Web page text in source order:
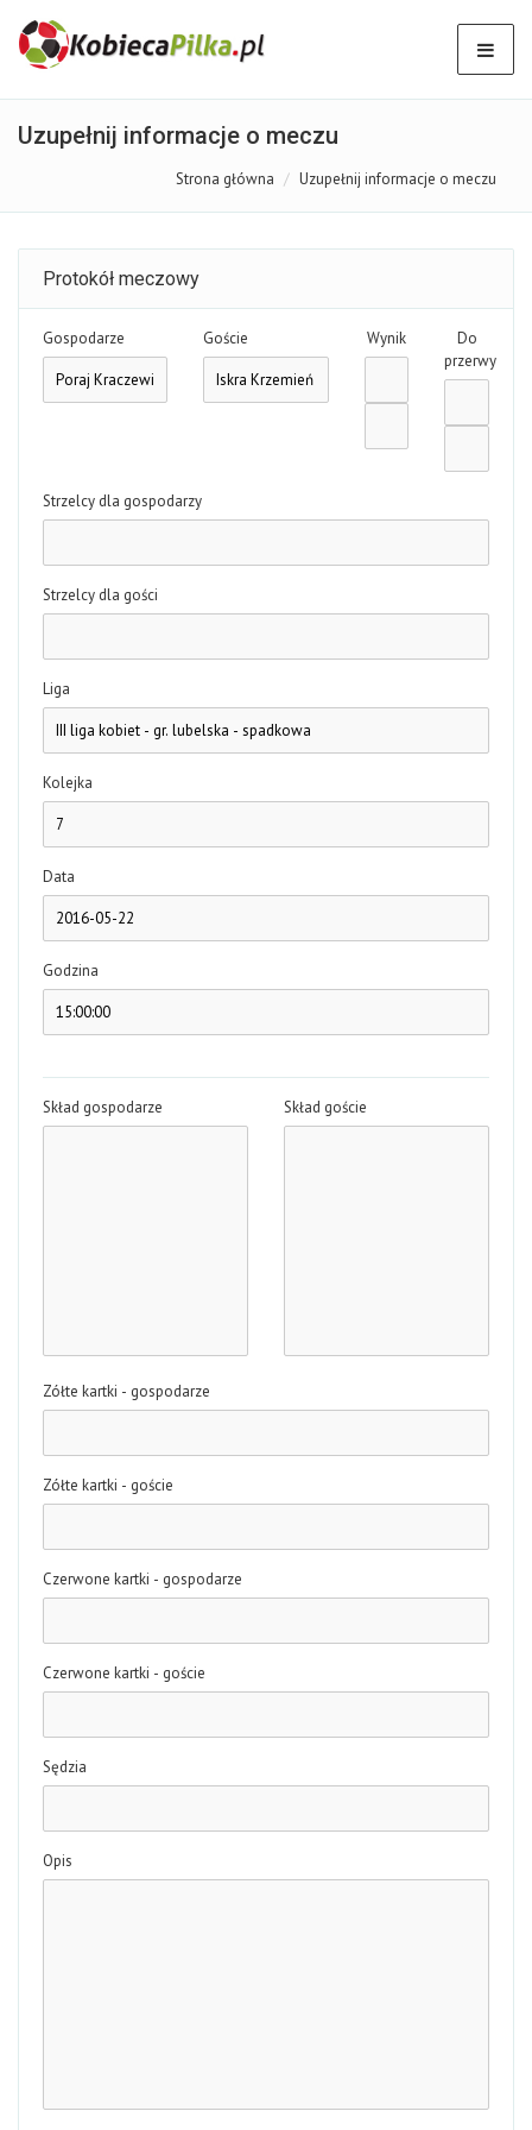
Uzupełnij informacje o meczu
Strona główna Uzupełnij informacje o meczu
Protokół meczowy
Gospodarze Goście Wynik
Do
przerwy
Strzelcy dla gospodarzy
Strzelcy dla gości
Liga
Kolejka
Data
Godzina
Skład gospodarze Skład goście
Zółte kartki - gospodarze
Zółte kartki - goście
Czerwone kartki - gospodarze
Czerwone kartki - goście
Sędzia
Opis